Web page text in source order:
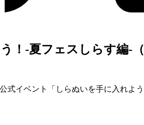
-夏フェスしらす編-（
式イベント「しらぬいを手に入れよ